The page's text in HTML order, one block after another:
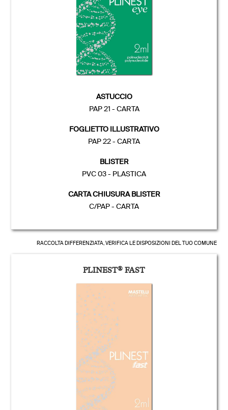
ASTUCCIO
PAP 21 - CARTA
FOGLIETTO ILLUSTRATIVO
PAP 22 - CARTA
BLISTER
PVC 03 - PLASTICA
CARTA CHIUSURA BLISTER
C/PAP - CARTA
RACCOLTA DIFFERENZIATA, VERIFICA LE DISPOSIZIONI DEL TUO COMUNE
PLINEST® FAST